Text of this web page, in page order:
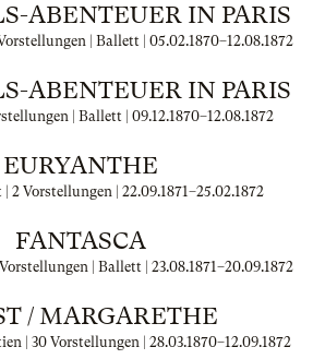
ABENTEUER IN PARIS
| Ballett | 05.02.1870–12.08.1872
ABENTEUER IN PARIS
| Ballett | 09.12.1870–12.08.1872
EURYANTHE
2 Vorstellungen | 22.09.1871–25.02.1872
FANTASCA
| Ballett | 23.08.1871–20.09.1872
/ MARGARETHE
| 30 Vorstellungen | 28.03.1870–12.09.1872